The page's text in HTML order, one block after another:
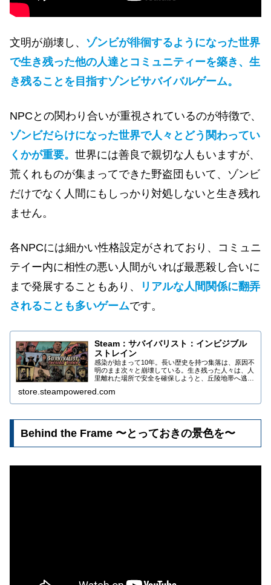
文明が崩壊し、 ゾンビが徘徊するようになった世界
で生き残った他の人達とコミュニティーを築き、生
き残ることを目指すゾンビサバイバルゲーム。
NPCとの関わり合いが重視されているのが特徴で、
ゾンビだらけになった世界で人々とどう関わってい
くかが重要。 世界には善良で親切な人もいますが、
荒くれものが集まってできた野盗団もいて、ゾンビ
だけでなく人間にもしっかり対処しないと生き残れ
ません。
各NPCには細かい性格設定がされており、コミュニ
テイー内に相性の悪い人間がいれば最悪殺し合いに
まで発展することもあり、
リアルな人間関係に翻弄
されることも多いゲームです。
Steam：サバイバリスト：インビジブル
ストレイン
感染が始まって10年。長い歴史を持つ集落は、原因不
明のまま次々と崩壊している。生き残った人々は、人
里離れた場所で安全を確保しようと、丘陵地帯へ逃げ
開くためにここにいる――どんな手段を使ってでも...
store.steampowered.com
Behind the Frame 〜とっておきの景色を〜